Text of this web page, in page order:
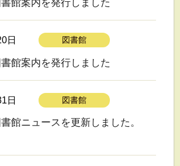
館案内を発行しました
日 図書館
館案内を発行しました
日 図書館
館ニュースを更新しました。